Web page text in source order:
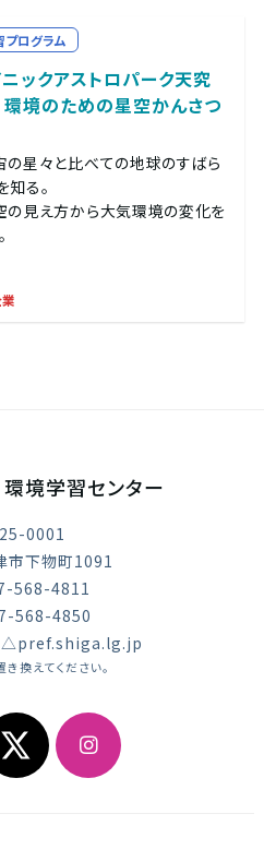
プログラム
ックアストロパーク天究
境のための星空かんさつ
の星々と比べての地球のすばら
知る。
の見え方から大気環境の変化を
境学習センター
0001
市下物町1091
568-4811
568-4850
換えてください。